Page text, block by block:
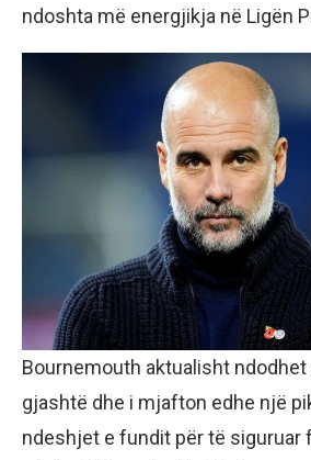
ndoshta më energjikja në Ligën
Bournemouth aktualisht ndodhet
gjashtë dhe i mjafton edhe një
ndeshjet e fundit për të siguruar